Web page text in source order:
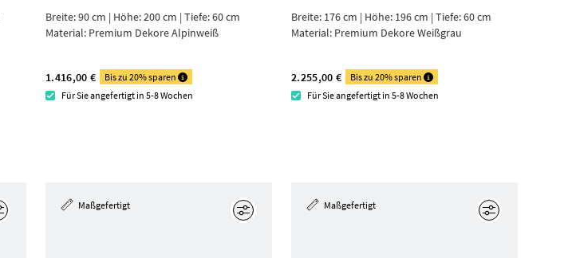
Breite: 90 cm | Höhe: 200 cm | Tiefe: 60 cm
Material: Premium Dekore Alpin­weiß
1.416,00 €
Bis zu 20% sparen
Für Sie angefertigt in 5-8 Wochen
Breite: 176 cm | Höhe: 196 cm | Tiefe: 60 cm
Material: Premium Dekore Weiß­grau
2.255,00 €
Bis zu 20% sparen
Für Sie angefertigt in 5-8 Wochen
Maßgefertigt Maßgefertigt